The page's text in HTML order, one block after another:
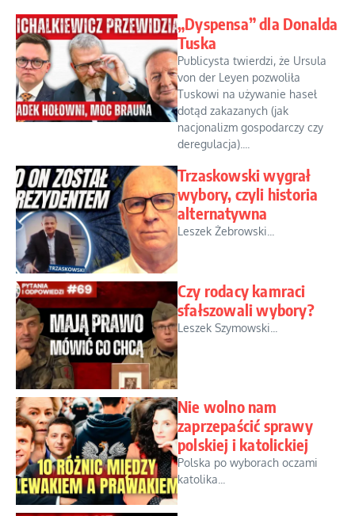
„Dyspensa” dla Donalda
Tuska
Publicysta twierdzi, że Ursula
von der Leyen pozwoliła
Tuskowi na używanie haseł
dotąd zakazanych (jak
nacjonalizm gospodarczy czy
deregulacja)....
Trzaskowski wygrał
wybory, czyli historia
alternatywna
Leszek Żebrowski...
Czy rodacy kamraci
sfałszowali wybory?
Leszek Szymowski...
Nie wolno nam
zaprzepaścić sprawy
polskiej i katolickiej
Polska po wyborach oczami
katolika...